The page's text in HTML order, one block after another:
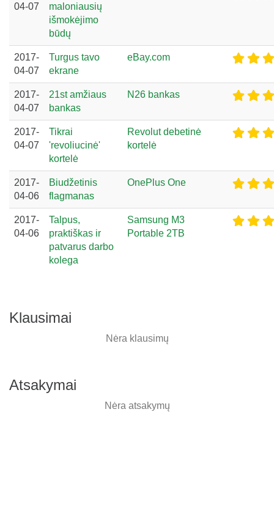
04-07
maloniausių
išmokėjimo
būdų
2017-
04-07
Turgus tavo
ekrane
eBay.com
2017-
04-07
21st amžiaus
bankas
N26 bankas
2017-
04-07
Tikrai
'revoliucinė'
kortelė
Revolut debetinė
kortelė
2017-
04-06
Biudžetinis
flagmanas
OnePlus One
2017-
04-06
Talpus,
praktiškas ir
patvarus darbo
kolega
Samsung M3
Portable 2TB
Klausimai
Nėra klausimų
Atsakymai
Nėra atsakymų